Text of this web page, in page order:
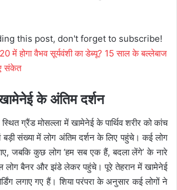
this post, don't forget to subscribe!
में होगा वैभव सूर्यवंशी का डेब्यू? 15 साल के बल्लेबाज
संकेत
के अंतिम दर्शन
स्थित ग्रैंड मोसल्ला में खामेनेई के पार्थिव शरीर को कांच
बड़ी संख्या में लोग अंतिम दर्शन के लिए पहुंचे। कई लोग
जबकि कुछ लोग ‘हम सब एक हैं, बदला लेंगे’ के नारे
लोग बैनर और झंडे लेकर पहुंचे। पूरे तेहरान में खामेनेई
लगाए गए हैं। शिया परंपरा के अनुसार कई लोगों ने